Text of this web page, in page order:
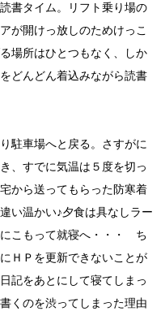
書タイム。リフト乗り場の
が開けっ放しのためけっこ
場所はひとつもなく、しか
どんどん着込みながら読書
駐車場へと戻る。さすがに
、すでに気温は５度を切っ
から送ってもらった防寒着
い温かい♪夕食は具なしラー
こもって就寝へ・・・ ち
ＨＰを更新できないことが
記をあとにして寝てしまっ
くのを渋ってしまった理由